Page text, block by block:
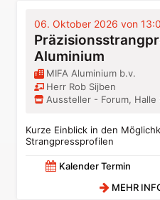
06. Oktober 2026 von
Aluminium
MIFA Aluminium b.v.
Herr Rob Sijben
Aussteller - Forum, Halle
Kurze Einblick in den
Strangpressprofilen
Kalender Termin
MEHR